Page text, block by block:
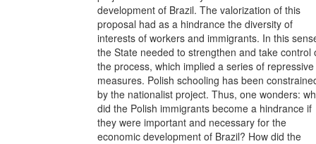
development of Brazil. The valorization of this
proposal had as a hindrance the diversity of
interests of workers and immigrants. In this
the State needed to strengthen and take control
the process, which implied a series of repressive
measures. Polish schooling has been
by the nationalist project. Thus, one wonders:
did the Polish immigrants become a hindrance if
they were important and necessary for the
economic development of Brazil? How did the